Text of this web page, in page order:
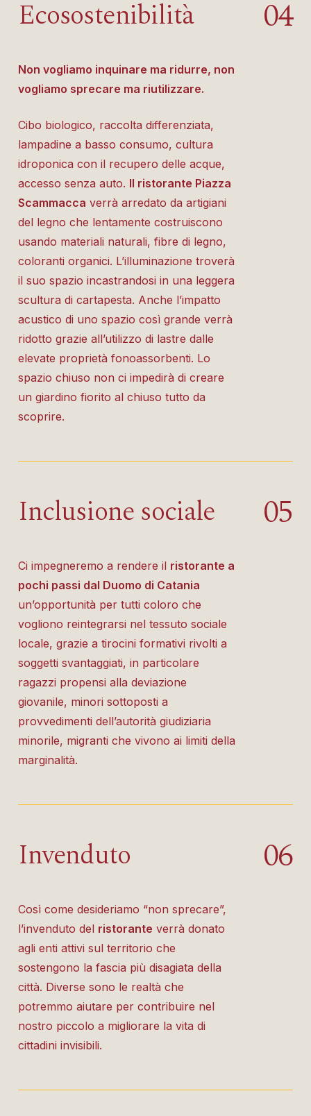
Ecosostenibilità
Non vogliamo inquinare ma ridurre, non
vogliamo sprecare ma riutilizzare.
Cibo biologico, raccolta differenziata,
lampadine a basso consumo, cultura
idroponica con il recupero delle acque,
accesso senza auto. Il ristorante Piazza
Scammacca verrà arredato da artigiani
del legno che lentamente costruiscono
usando materiali naturali, fibre di legno,
coloranti organici. L’illuminazione troverà
il suo spazio incastrandosi in una leggera
scultura di cartapesta. Anche l’impatto
acustico di uno spazio così grande verrà
ridotto grazie all’utilizzo di lastre dalle
elevate proprietà fonoassorbenti. Lo
spazio chiuso non ci impedirà di creare
un giardino fiorito al chiuso tutto da
scoprire.
04
Inclusione sociale
Ci impegneremo a rendere il ristorante a
pochi passi dal Duomo di Catania
un’opportunità per tutti coloro che
vogliono reintegrarsi nel tessuto sociale
locale, grazie a tirocini formativi rivolti a
soggetti svantaggiati, in particolare
ragazzi propensi alla deviazione
giovanile, minori sottoposti a
provvedimenti dell’autorità giudiziaria
minorile, migranti che vivono ai limiti della
marginalità.
05
Invenduto
Così come desideriamo “non sprecare”,
l’invenduto del ristorante verrà donato
agli enti attivi sul territorio che
sostengono la fascia più disagiata della
città. Diverse sono le realtà che
potremmo aiutare per contribuire nel
nostro piccolo a migliorare la vita di
cittadini invisibili.
06